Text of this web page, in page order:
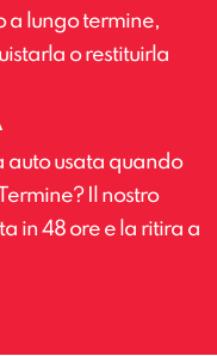
a lungo termine,
o restituirla
auto usata quando
Il nostro
in 48 ore e la ritira a